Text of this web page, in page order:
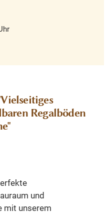
Regalböden
und
mit unserem